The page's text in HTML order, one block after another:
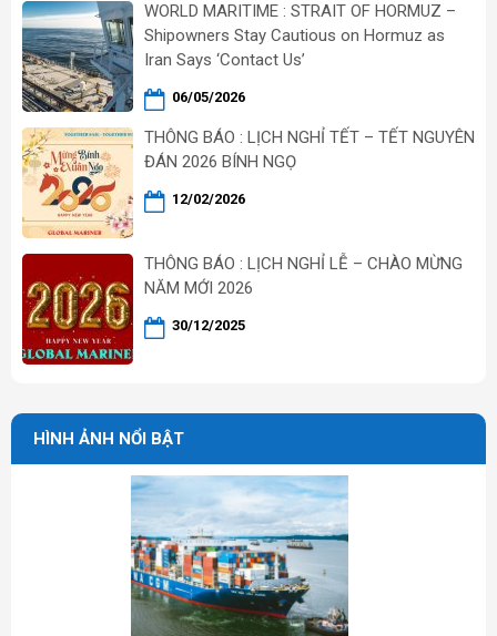
WORLD MARITIME : STRAIT OF HORMUZ –
Shipowners Stay Cautious on Hormuz as
Iran Says ‘Contact Us’
06/05/2026
THÔNG BÁO : LỊCH NGHỈ TẾT – TẾT NGUYÊN
ĐÁN 2026 BÍNH NGỌ
12/02/2026
THÔNG BÁO : LỊCH NGHỈ LỄ – CHÀO MỪNG
NĂM MỚI 2026
30/12/2025
HÌNH ẢNH NỔI BẬT